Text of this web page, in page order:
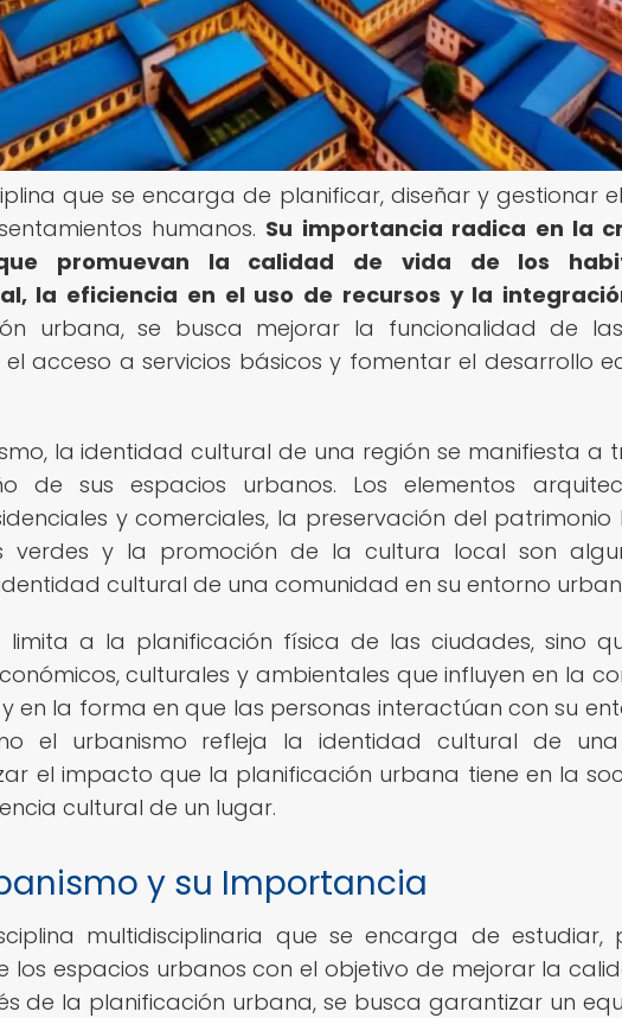
que se encarga de planificar, diseñar y gestionar
humanos. Su importancia radica en la
promuevan la calidad de vida de los
la eficiencia en el uso de recursos y la
urbana, se busca mejorar la funcionalidad de
acceso a servicios básicos y fomentar el desarrollo
la identidad cultural de una región se manifiesta a
de sus espacios urbanos. Los elementos
y comerciales, la preservación del patrimonio
verdes y la promoción de la cultura local son
cultural de una comunidad en su entorno
limita a la planificación física de las ciudades, sino
culturales y ambientales que influyen en la
en la forma en que las personas interactúan con su
el urbanismo refleja la identidad cultural de
el impacto que la planificación urbana tiene en la
cultural de un lugar.
y su Importancia
multidisciplinaria que se encarga de estudiar,
los espacios urbanos con el objetivo de mejorar la
de la planificación urbana, se busca garantizar un